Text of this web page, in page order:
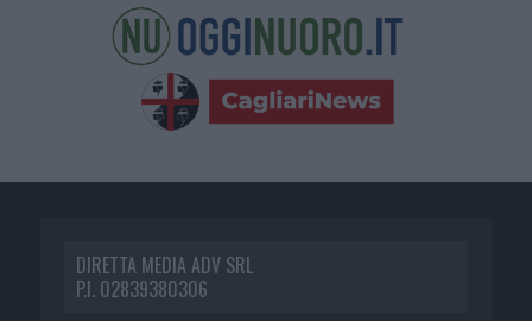
DIRETTA MEDIA ADV SRL
P.I. 02839380306